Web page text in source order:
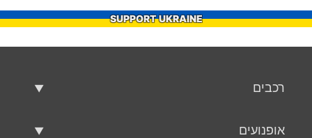
SUPPORT UKRAINE
רכבים
אופנועים